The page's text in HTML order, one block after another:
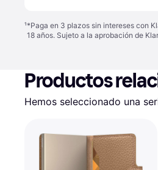
¹*Paga en 3 plazos sin intereses con
18 años. Sujeto a la aprobación de
Productos
Hemos seleccionado una